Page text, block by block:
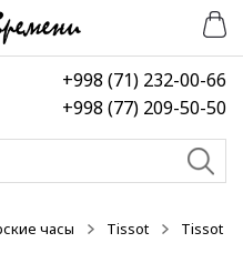
+998 (71) 232-00-66
+998 (77) 209-50-50
часы Tissot
Tissot